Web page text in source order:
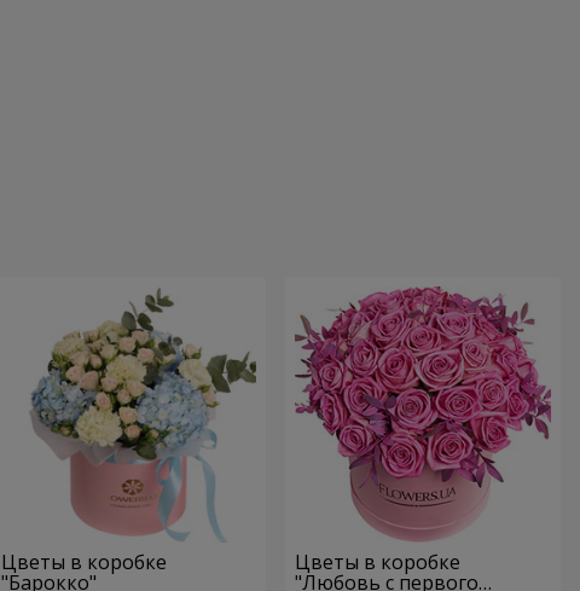
Цветы в коробке
"Барокко"
Цветы в коробке
"Любовь с первого